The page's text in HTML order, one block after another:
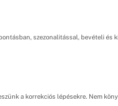
szezonalitással, bevételi és
a korrekciós lépésekre. Nem